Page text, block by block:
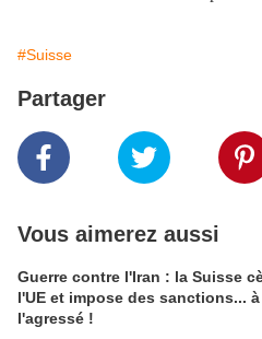
#Suisse
Partager
Vous aimerez aussi
Guerre contre l'Iran : la Suisse
l'UE et impose des sanctions... à
l'agressé !